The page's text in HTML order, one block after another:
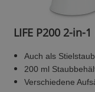
LIFE P200 2-in-
Auch als
200 ml
Verschiedene